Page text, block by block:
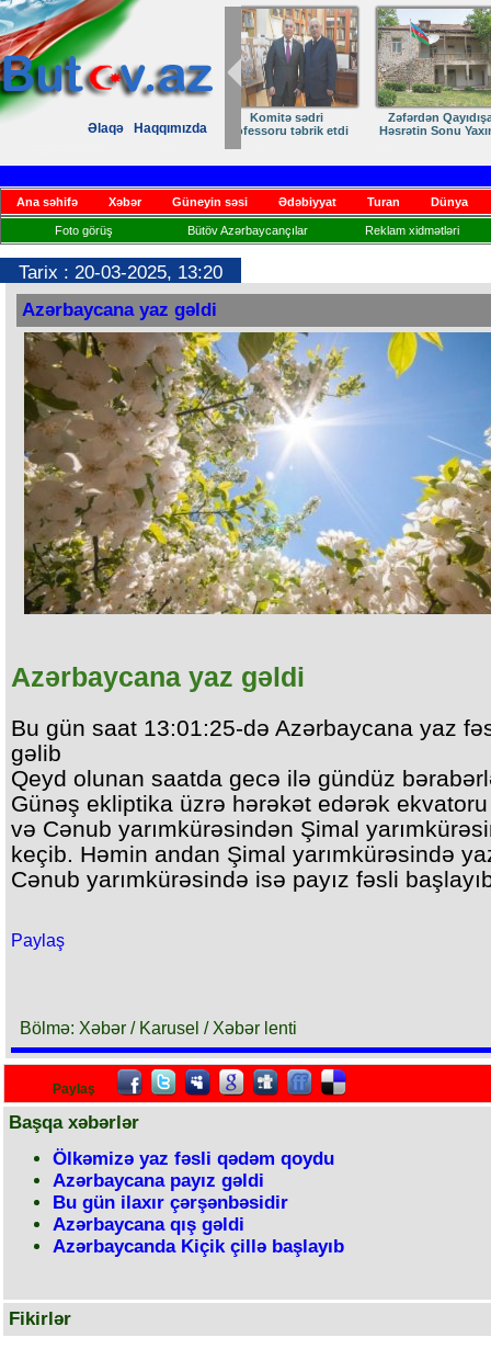
Əlaqə Haqqımızda
Zəfərdən Qayıdışa –
Həsrətin Sonu Yaxındır
ANA DİLİMİZ
Ana səhifə Xəbər Güneyin səsi Ədəbiyyat Turan Dünya
Foto görüş Bütöv Azərbaycançılar Reklam xidmətləri
Tarix : 20-03-2025, 13:20
Azərbaycana yaz gəldi
Azərbaycana yaz gəldi
Bu gün saat 13:01:25-də Azərbaycana yaz
gəlib
Qeyd olunan saatda gecə ilə gündüz
Günəş ekliptika üzrə hərəkət edərək
və Cənub yarımkürəsindən Şimal
keçib. Həmin andan Şimal yarımkürəsində
Cənub yarımkürəsində isə payız fəsli
Paylaş
Bölmə: Xəbər / Karusel / Xəbər lenti
Paylaş
Başqa xəbərlər
Ölkəmizə yaz fəsli qədəm qoydu
Azərbaycana payız gəldi
Bu gün ilaxır çərşənbəsidir
Azərbaycana qış gəldi
Azərbaycanda Kiçik çillə başlayıb
Fikirlər